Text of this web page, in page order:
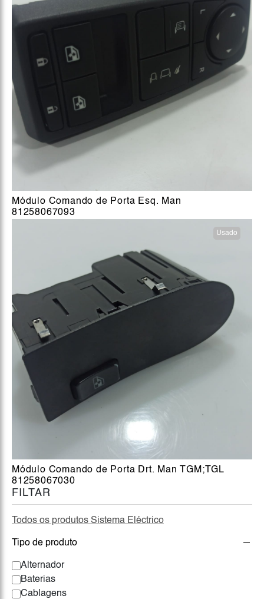
FILTAR
Todos os produtos Sistema Eléctrico
Tipo de produto
Alternador
Baterias
Cablagens
Módulo Comando de Porta Esq. Man
81258067093
Usado
Módulo Comando de Porta Drt. Man TGM;TGL
81258067030